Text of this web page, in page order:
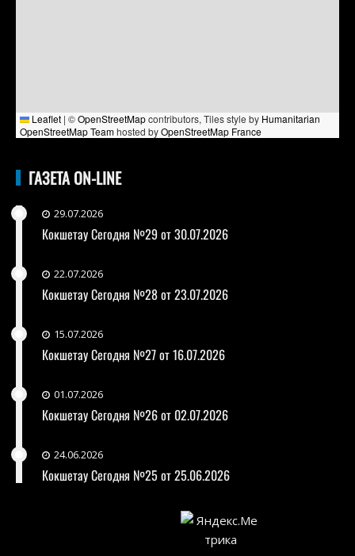
Leaflet | ©OpenStreetMapcontributors, Tiles style by Humanitarian
OpenStreetMap Teamhosted byOpenStreetMap France
ГАЗЕТА ON-LINE
29.07.2026
Кокшетау Сегодня №29 от 30.07.2026
22.07.2026
Кокшетау Сегодня №28 от 23.07.2026
15.07.2026
Кокшетау Сегодня №27 от 16.07.2026
01.07.2026
Кокшетау Сегодня №26 от 02.07.2026
24.06.2026
Кокшетау Сегодня №25 от 25.06.2026